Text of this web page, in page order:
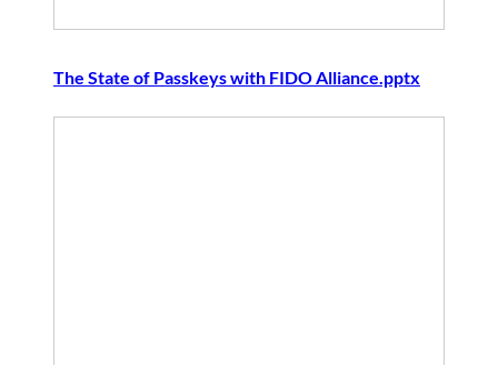
The State of Passkeys with FIDO Alliance.pptx